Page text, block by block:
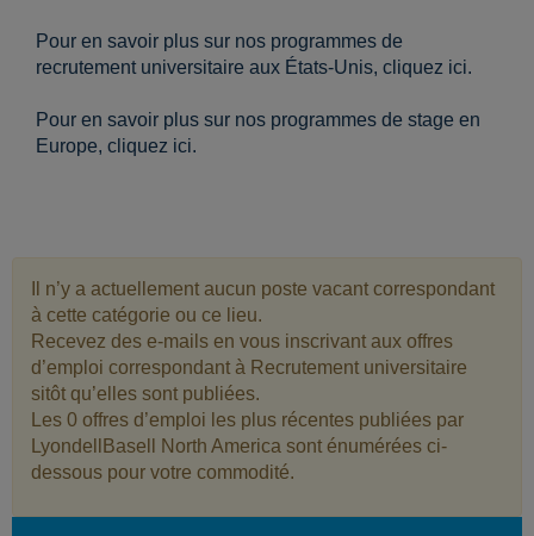
Pour en savoir plus sur nos programmes de
recrutement universitaire aux États-Unis, cliquez ici.
Pour en savoir plus sur nos programmes de stage en
Europe, cliquez ici.
Il n’y a actuellement aucun poste vacant correspondant
à cette catégorie ou ce lieu.
Recevez des e-mails en vous inscrivant aux offres
d’emploi correspondant à Recrutement universitaire
sitôt qu’elles sont publiées.
Les 0 offres d’emploi les plus récentes publiées par
LyondellBasell North America sont énumérées ci-
dessous pour votre commodité.